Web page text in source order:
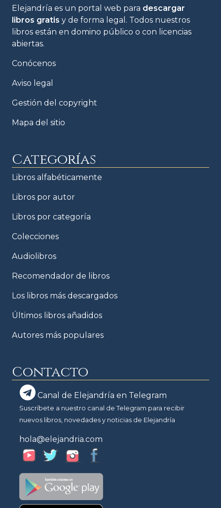
Elejandría es un portal web para descargar
libros gratis y de forma legal. Todos nuestros
libros están en domino público o con licencias
abiertas.
Conócenos
Aviso legal
Gestión del copyright
Mapa del sitio
Categorías
Libros alfabéticamente
Libros por autor
Libros por categoría
Colecciones
Audiolibros
Recomendador de libros
Los libros más descargados
Últimos libros añadidos
Autores más populares
Contacto
Canal de Elejandría en Telegram
Suscríbete a nuestro canal de Telegram para recibir
nuevos libros, novedades y noticias de Elejandría
hola@elejandria.com